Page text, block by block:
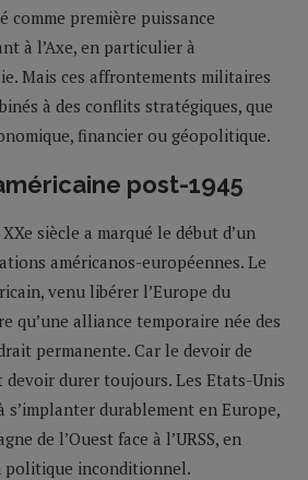
comme première puissance
à l’Axe, en particulier à
Mais ces affrontements militaires
à des conflits stratégiques, que
financier ou géopolitique.
post-1945
siècle a marqué le début d’un
américanos-européennes. Le
venu libérer l’Europe du
qu’une alliance temporaire née des
permanente. Car le devoir de
devoir durer toujours. Les Etats-Unis
s’implanter durablement en Europe,
de l’Ouest face à l’URSS, en
politique inconditionnel.